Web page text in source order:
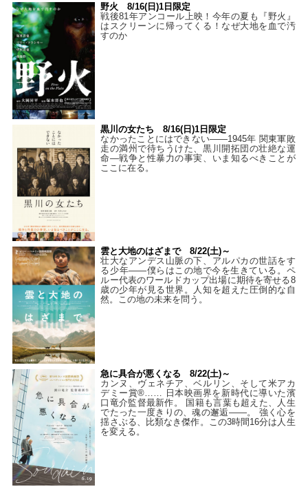
野火 8/16(日)1日限定
戦後81年アンコール上映！今年の夏も『野火』
はスクリーンに帰ってくる！なぜ大地を血で汚
すのか
黒川の女たち 8/16(日)1日限定
なかったことにはできない——1945年 関東軍敗
走の満州で待ちうけた、黒川開拓団の壮絶な運
命―戦争と性暴力の事実、いま知るべきことが
ここに在る。
雲と大地のはざまで 8/22(土)～
壮大なアンデス山脈の下、アルパカの世話をす
る少年――僕らはこの地で今を生きている。ペ
ルー代表のワールドカップ出場に期待を寄せる8
歳の少年が見る世界。人知を超えた圧倒的な自
然。この地の未来を問う。
急に具合が悪くなる 8/22(土)～
カンヌ、ヴェネチア、ベルリン、そして米アカ
デミー賞®…… 日本映画界を新時代に導いた濱
口竜介監督最新作。 国籍も言葉も超えた、人生
でたった一度きりの、魂の邂逅――。 強く心を
揺さぶる、比類なき傑作。この3時間16分は人生
を変える。